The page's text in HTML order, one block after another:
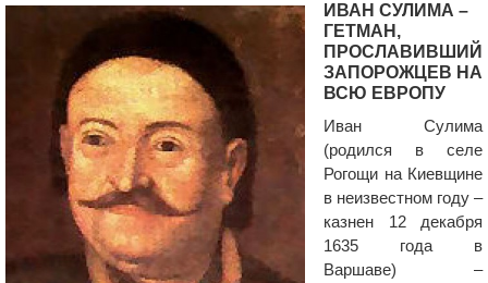
ИВАН СУЛИМА –
ГЕТМАН,
ПРОСЛАВИВШИЙ
ЗАПОРОЖЦЕВ НА
ВСЮ ЕВРОПУ
Иван Сулима
(родился в селе
Рогощи на Киевщине
в неизвестном году –
казнен 12 декабря
1635 года в
Варшаве) –